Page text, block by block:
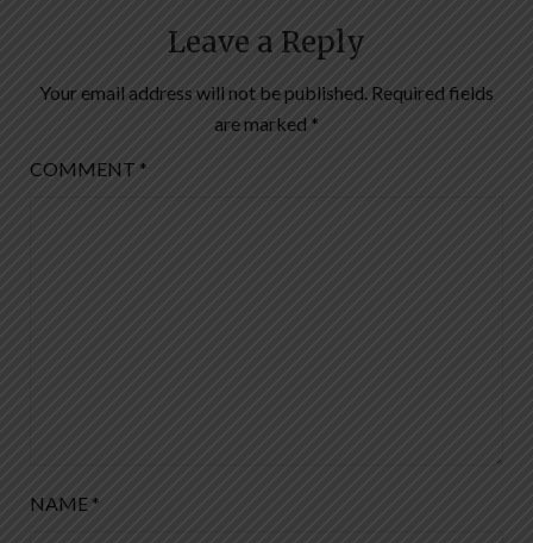
Leave a Reply
Your email address will not be published. Required fields
are marked *
COMMENT *
NAME *